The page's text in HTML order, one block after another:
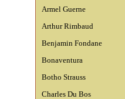
Armel Guerne
Arthur Rimbaud
Benjamin Fondane
Bonaventura
Botho Strauss
Charles Du Bos